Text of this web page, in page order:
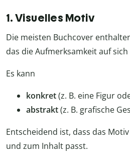
1. Visuelles Motiv
Die meisten Buchcover
das die Aufmerksamkeit auf sich
Es kann
konkret(z. B. eine Figur
abstrakt(z. B. grafische
Entscheidend ist, dass das
und zum Inhalt passt.